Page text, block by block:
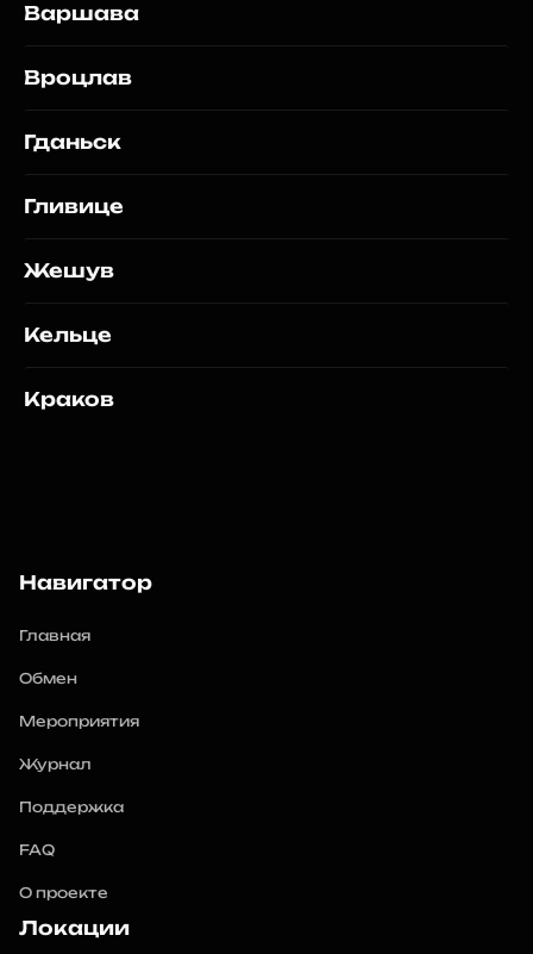
Варшава
Вроцлав
Гданьск
Гливице
Жешув
Кельце
Краков
Навигатор
Главная
Обмен
Мероприятия
Журнал
Поддержка
FAQ
О проекте
Локации